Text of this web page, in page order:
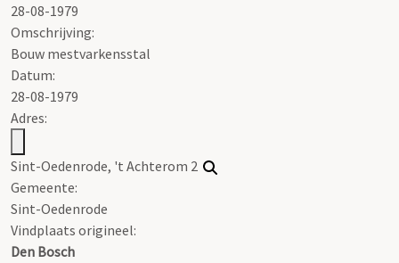
28-08-1979
Omschrijving:
Bouw mestvarkensstal
Datum:
28-08-1979
Adres:
Sint-Oedenrode, 't Achterom 2
Gemeente:
Sint-Oedenrode
Vindplaats origineel:
Den Bosch